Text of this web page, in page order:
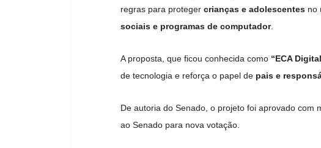
regras para proteger crianças e adolescentes no
sociais e programas de computador.
A proposta, que ficou conhecida como “ECA
de tecnologia e reforça o papel de pais e
De autoria do Senado, o projeto foi aprovado com
ao Senado para nova votação.